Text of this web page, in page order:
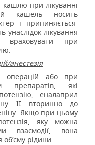
при лікуванні
кашель носить
і припиняється
унаслідок лікування
враховувати при
анестезія
операцій або при
препаратів, які
еналаприл
II вторинно до
Якщо при цьому
яку можна
взаємодії, вона
рідини.